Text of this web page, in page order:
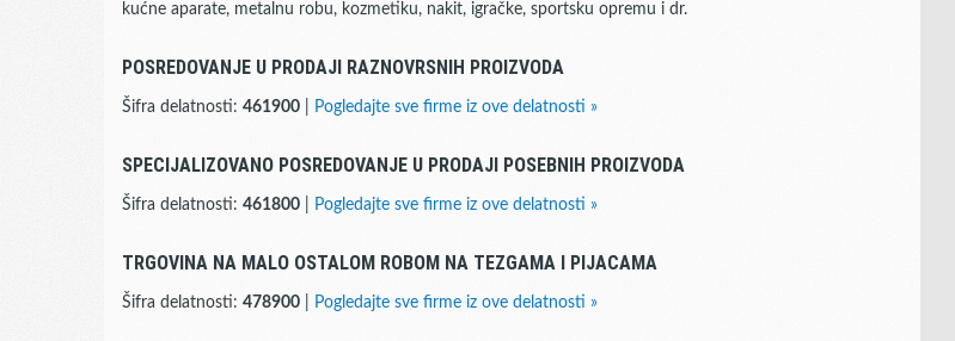
kućne aparate, metalnu robu, kozmetiku, nakit, igračke, sportsku opremu i dr.
POSREDOVANJE U PRODAJI RAZNOVRSNIH PROIZVODA
Šifra delatnosti: 461900 Pogledajte sve firme iz ove delatnosti »
SPECIJALIZOVANO POSREDOVANJE U PRODAJI POSEBNIH PROIZVODA
Šifra delatnosti: 461800 Pogledajte sve firme iz ove delatnosti »
TRGOVINA NA MALO OSTALOM ROBOM NA TEZGAMA I PIJACAMA
Šifra delatnosti: 478900 Pogledajte sve firme iz ove delatnosti »